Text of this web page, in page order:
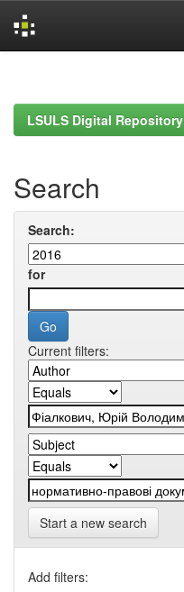
LSULS Digital Repository
Search
Search:
for
Current filters:
Start a new search
Add filters: